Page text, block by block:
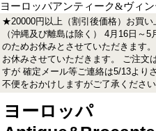
ヨーロッパアンティーク&ヴィ
★20000円以上（割引後価格）お買い
（沖縄及び離島は除く） 4月16日～
のためお休みとさせていただきます
お休みさせていただきます。 ご注文
すが 確定メール等ご連絡は5/13より
不便をおかけしますがご了承ください
ヨーロッパ